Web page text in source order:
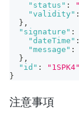
"status" :
"validity" :
} ,
"signature" :
"dateTime" :
"message" :
} ,
"id" :
"1SPK4"
}
注意事項